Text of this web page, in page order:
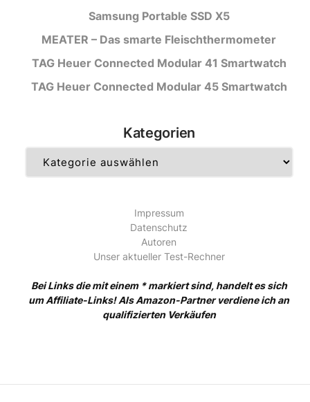
Samsung Portable SSD X5
MEATER – Das smarte Fleischthermometer
TAG Heuer Connected Modular 41 Smartwatch
TAG Heuer Connected Modular 45 Smartwatch
Kategorien
Impressum
Datenschutz
Autoren
Unser aktueller Test-Rechner
Bei Links die mit einem * markiert sind, handelt es sich
um Affiliate-Links! Als Amazon-Partner verdiene ich an
qualifizierten Verkäufen